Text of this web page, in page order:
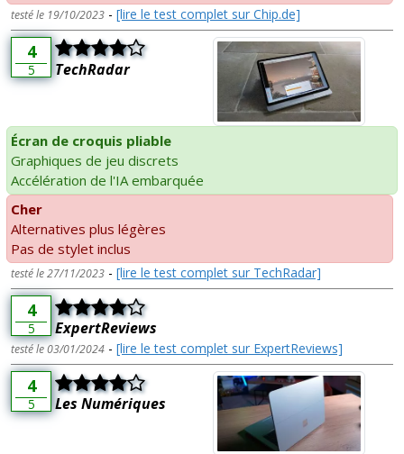
testé le 19/10/2023 - [lire le test complet sur Chip.de]
4
5 TechRadar
Écran de croquis pliable
Graphiques de jeu discrets
Accélération de l'IA embarquée
Cher
Alternatives plus légères
Pas de stylet inclus
testé le 27/11/2023 - [lire le test complet sur TechRadar]
4
5 ExpertReviews
testé le 03/01/2024 - [lire le test complet sur ExpertReviews]
4
5 Les Numériques